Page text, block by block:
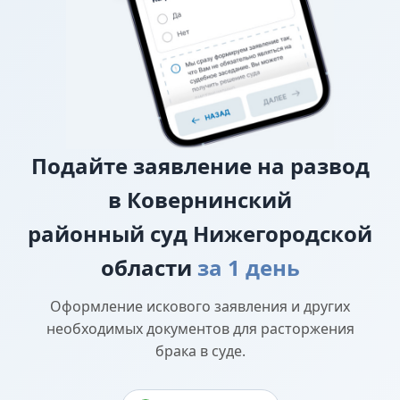
Подайте заявление на развод
в Ковернинский
районный суд Нижегородской
области за 1 день
Оформление искового заявления и других
необходимых документов для расторжения
брака в суде.